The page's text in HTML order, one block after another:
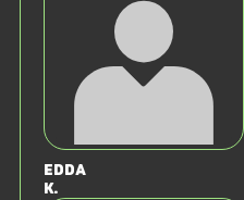
Edda
K.